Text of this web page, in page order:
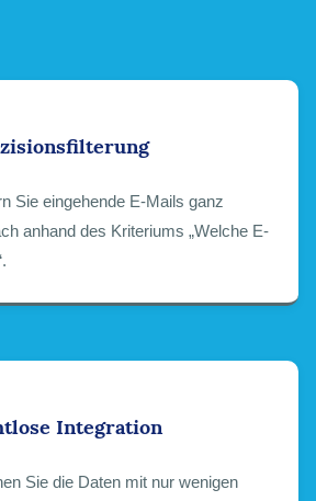
Sie eingehende E-Mails ganz
anhand des Kriteriums „Welche E-
Integration
Sie die Daten mit nur wenigen